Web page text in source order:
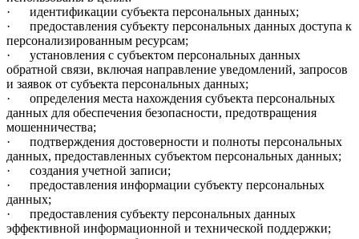
· идентификации субъекта персональных данных;
· предоставления субъекту персональных данных доступа к
персонализированным ресурсам;
· установления с субъектом персональных данных
обратной связи, включая направление уведомлений, запросов
и заявок от субъекта персональных данных;
· определения места нахождения субъекта персональных
данных для обеспечения безопасности, предотвращения
мошенничества;
· подтверждения достоверности и полноты персональных
данных, предоставленных субъектом персональных данных;
· создания учетной записи;
· предоставления информации субъекту персональных
данных;
· предоставления субъекту персональных данных
эффективной информационной и технической поддержки;